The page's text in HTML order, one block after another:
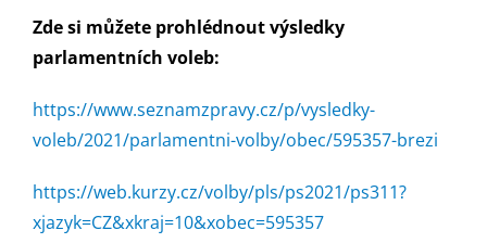
Zde si můžete prohlédnout výsledky
parlamentních voleb:
https://www.seznamzpravy.cz/p/vysledky-
voleb/2021/parlamentni-volby/obec/595357-brezi
https://web.kurzy.cz/volby/pls/ps2021/ps311?
xjazyk=CZ&xkraj=10&xobec=595357